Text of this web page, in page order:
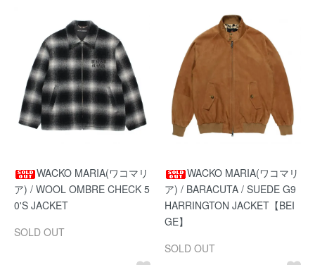
WACKO MARIA(ワコマリ
ア) / WOOL OMBRE CHECK 5
0'S JACKET
SOLD OUT
WACKO MARIA(ワコマリ
ア) / BARACUTA / SUEDE G9
HARRINGTON JACKET【BEI
GE】
SOLD OUT